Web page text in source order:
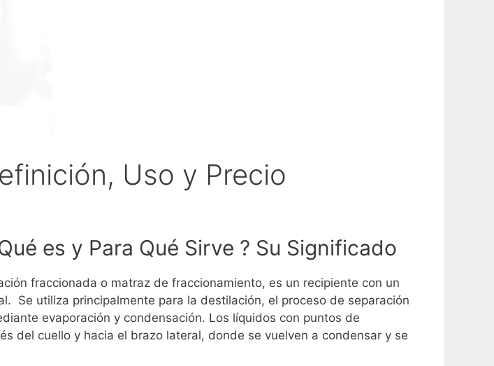
Uso y Precio
es y Para Qué Sirve ? Su Significado
fraccionada o matraz de fraccionamiento, es un recipiente con un
Se utiliza principalmente para la destilación, el proceso de separación
evaporación y condensación. Los líquidos con puntos de
del cuello y hacia el brazo lateral, donde se vuelven a condensar y se